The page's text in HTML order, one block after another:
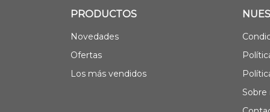
PRODUCTOS
Novedades
Ofertas
Los más vendidos
Sobre